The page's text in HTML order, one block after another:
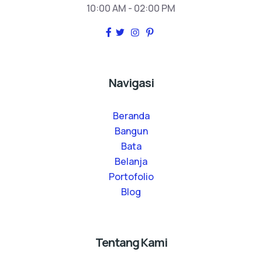
10:00 AM - 02:00 PM
Navigasi
Beranda
Bangun
Bata
Belanja
Portofolio
Blog
Tentang Kami